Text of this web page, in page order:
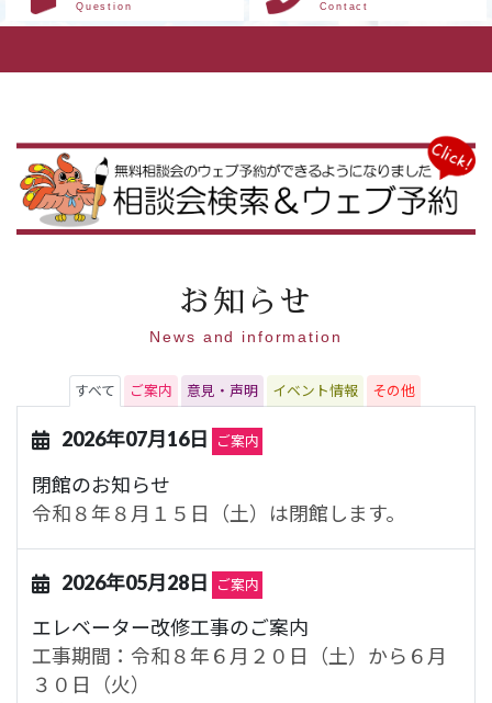
Question Contact
お知らせ
News and information
すべて ご案内 意見・声明 イベント情報 その他
2026年07月16日 ご案内
閉館のお知らせ
令和８年８月１５日（土）は閉館します。
2026年05月28日 ご案内
エレベーター改修工事のご案内
工事期間：令和８年６月２０日（土）から６月
３０日（火）